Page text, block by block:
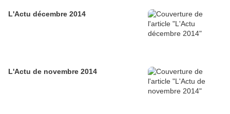
L'Actu décembre 2014
L'Actu de novembre 2014